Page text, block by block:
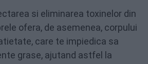
si eliminarea toxinelor din
ofera, de asemenea, corpului
care te impiedica sa
grase, ajutand astfel la